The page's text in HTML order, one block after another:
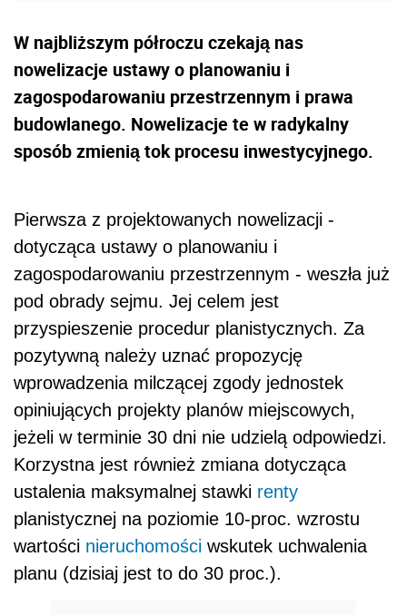
W najbliższym półroczu czekają nas
nowelizacje ustawy o planowaniu i
zagospodarowaniu przestrzennym i prawa
budowlanego. Nowelizacje te w radykalny
sposób zmienią tok procesu inwestycyjnego.
Pierwsza z projektowanych nowelizacji -
dotycząca ustawy o planowaniu i
zagospodarowaniu przestrzennym - weszła już
pod obrady sejmu. Jej celem jest
przyspieszenie procedur planistycznych. Za
pozytywną należy uznać propozycję
wprowadzenia milczącej zgody jednostek
opiniujących projekty planów miejscowych,
jeżeli w terminie 30 dni nie udzielą odpowiedzi.
Korzystna jest również zmiana dotycząca
ustalenia maksymalnej stawki renty
planistycznej na poziomie 10-proc. wzrostu
wartości nieruchomości wskutek uchwalenia
planu (dzisiaj jest to do 30 proc.).